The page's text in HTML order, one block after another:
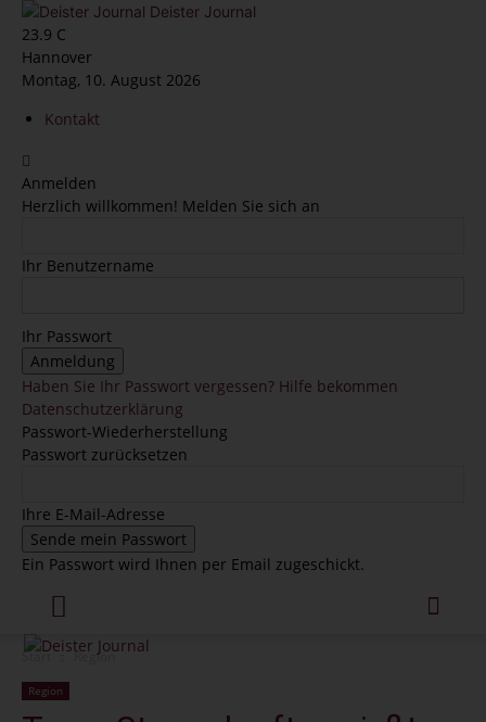
Deister Journal
23.9 C
Hannover
Montag, 10. August 2026
Kontakt
Anmelden
Herzlich willkommen! Melden Sie sich an
Ihr Benutzername
Ihr Passwort
Haben Sie Ihr Passwort vergessen? Hilfe bekommen
Datenschutzerklärung
Passwort-Wiederherstellung
Passwort zurücksetzen
Ihre E-Mail-Adresse
Ein Passwort wird Ihnen per Email zugeschickt.
Start Region
Region